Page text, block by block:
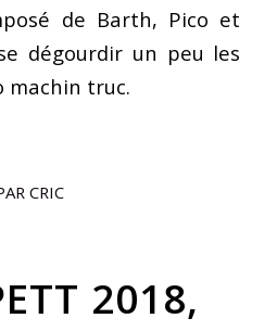
de Barth, Pico et
dégourdir un peu les
machin truc.
CRIC
2018,